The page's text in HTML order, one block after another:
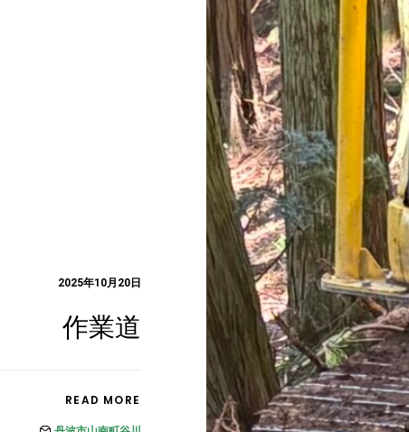
2025年10月20日
作業道
READ MORE